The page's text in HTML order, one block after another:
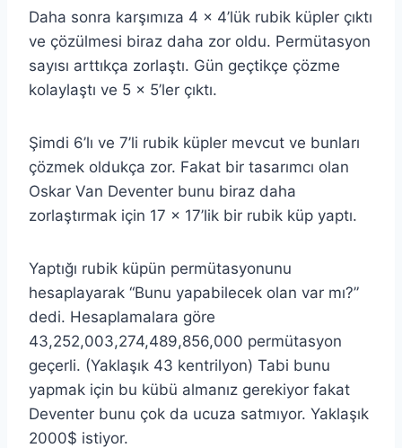
Daha sonra karşımıza 4 x 4’lük rubik küpler çıktı
ve çözülmesi biraz daha zor oldu. Permütasyon
sayısı arttıkça zorlaştı. Gün geçtikçe çözme
kolaylaştı ve 5 x 5’ler çıktı.
Şimdi 6’lı ve 7’li rubik küpler mevcut ve bunları
çözmek oldukça zor. Fakat bir tasarımcı olan
Oskar Van Deventer bunu biraz daha
zorlaştırmak için 17 x 17’lik bir rubik küp yaptı.
Yaptığı rubik küpün permütasyonunu
hesaplayarak “Bunu yapabilecek olan var mı?”
dedi. Hesaplamalara göre
43,252,003,274,489,856,000 permütasyon
geçerli. (Yaklaşık 43 kentrilyon) Tabi bunu
yapmak için bu kübü almanız gerekiyor fakat
Deventer bunu çok da ucuza satmıyor. Yaklaşık
2000$ istiyor.